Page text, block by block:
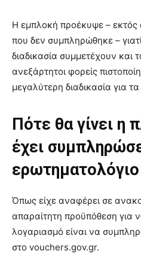
Η εμπλοκή προέκυψε – εκτός
που δεν συμπληρώθηκε –
διαδικασία συμμετέχουν και
ανεξάρτητοι φορείς
μεγαλύτερη διαδικασία για
Πότε θα γίνει η
έχει
ερωτηματολόγιο
Όπως είχε αναφέρει σε
απαραίτητη προϋπόθεση για
λογαριασμό είναι να
στο vouchers.gov.gr.